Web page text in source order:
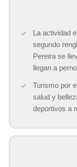
La actividad
segundo
Pereira se
llegan a
Turismo por
salud y
deportivos a